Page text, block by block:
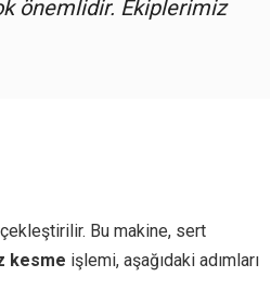
önemlidir. Ekiplerimiz
Bu makine, sert
kesme işlemi, aşağıdaki adımları